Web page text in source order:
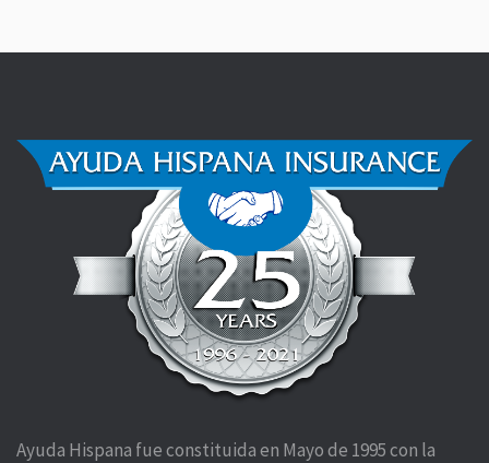
Ayuda Hispana fue constituida en Mayo de 1995 con la